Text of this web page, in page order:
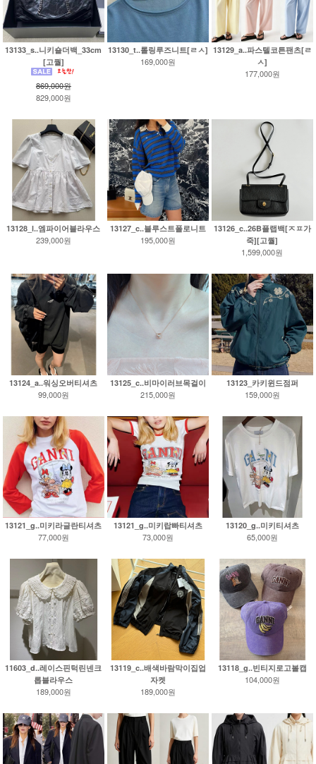
13133_s..니키숄더백_33cm
[고퀄]
869,000원
829,000원
13130_t..롤링루즈니트[ㄹㅅ]
169,000원
13129_a..파스텔코튼팬츠[ㄹ
ㅅ]
177,000원
13128_l..엠파이어블라우스
239,000원
13127_c..블루스트폴로니트
195,000원
13126_c..26B플랩백[ㅈㅍ가
죽][고퀄]
1,599,000원
13124_a..워싱오버티셔츠
99,000원
13125_c..비마이러브목걸이
215,000원
13123_카키윈드점퍼
159,000원
13121_g..미키라글란티셔츠
77,000원
13121_g..미키랍빠티셔츠
73,000원
13120_g..미키티셔츠
65,000원
11603_d..레이스핀턱린넨크
롭블라우스
189,000원
13119_c..배색바람막이집업
자켓
189,000원
13118_g..빈티지로고볼캡
104,000원